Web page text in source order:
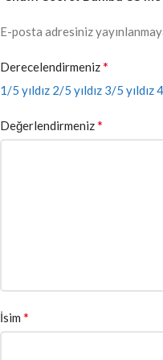
E-posta adresiniz
Derecelendirmeniz*
1/5 yıldız 2/5 yıldız 3/5 yıldız
Değerlendirmeniz*
İsim *